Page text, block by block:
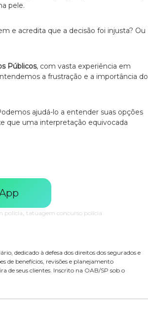
pele.
e acredita que a decisão foi injusta? Ou
Públicos, com vasta experiência em
a frustração e a importância do
ajudá-lo a entender suas opções
que uma interpretação equivocada
polícia, tatuagem concurso polícia
dedicado à defesa dos direitos dos segurados e
de benefícios, revisões e planejamento
de seus clientes. Inscrito na OAB/SP sob o